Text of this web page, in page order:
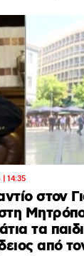
14:35
στον
τα
από